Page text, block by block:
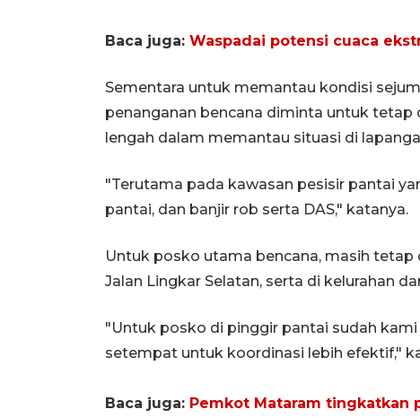
Baca juga: Waspadai potensi cuaca
Sementara untuk memantau kondisi
penanganan bencana diminta untuk
lengah dalam memantau situasi di
"Terutama pada kawasan pesisir pantai
pantai, dan banjir rob serta DAS," katanya.
Untuk posko utama bencana, masih
Jalan Lingkar Selatan, serta di kelurahan
"Untuk posko di pinggir pantai sudah
setempat untuk koordinasi lebih efektif,"
Baca juga: Pemkot Mataram tingkatkan